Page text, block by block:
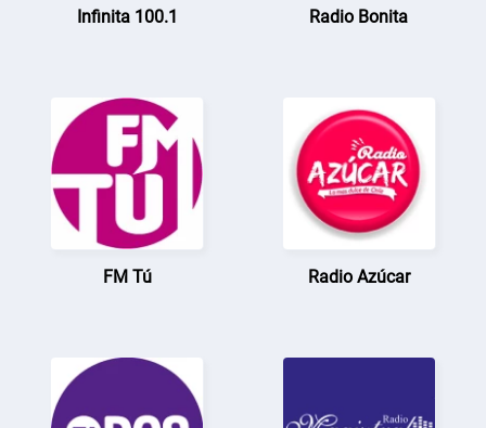
Infinita 100.1 Radio Bonita
FM Tú Radio Azúcar